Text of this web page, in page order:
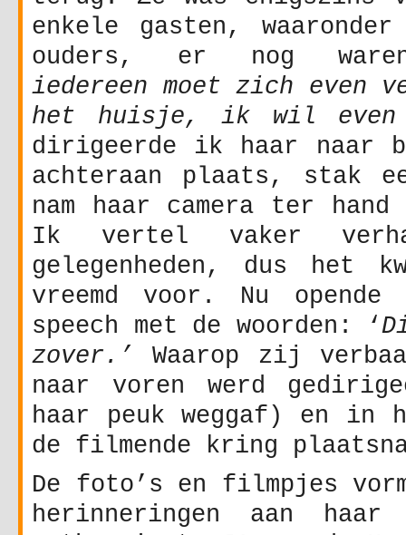
enkele gasten,
ouders, er nog
iedereen moet zich even
het huisje, ik wil even
dirigeerde ik haar naar
achteraan plaats, stak
nam haar camera ter
Ik vertel vaker
gelegenheden, dus het
vreemd voor. Nu
speech met de woorden: ‘
zover.’
Waarop zij
naar voren werd
haar peuk weggaf) en in
de filmende kring
De foto’s en filmpjes
herinneringen aan